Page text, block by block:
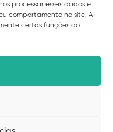
processar esses dados e
comportamento no site. A
certas funções do